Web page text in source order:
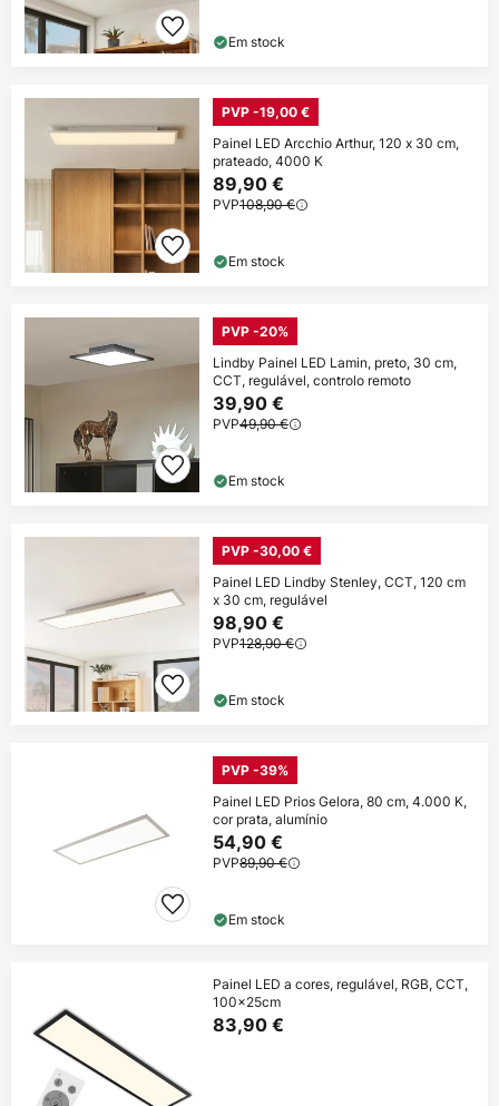
Em stock
PVP -19,00 €
Painel LED Arcchio Arthur, 120 x 30 cm,
prateado, 4000 K
89,90 €
PVP108,90 €
Em stock
PVP -20%
Lindby Painel LED Lamin, preto, 30 cm,
CCT, regulável, controlo remoto
39,90 €
PVP49,90 €
Em stock
PVP -30,00 €
Painel LED Lindby Stenley, CCT, 120 cm
x 30 cm, regulável
98,90 €
PVP128,90 €
Em stock
PVP -39%
Painel LED Prios Gelora, 80 cm, 4.000 K,
cor prata, alumínio
54,90 €
PVP89,90 €
Em stock
Painel LED a cores, regulável, RGB, CCT,
100x25cm
83,90 €